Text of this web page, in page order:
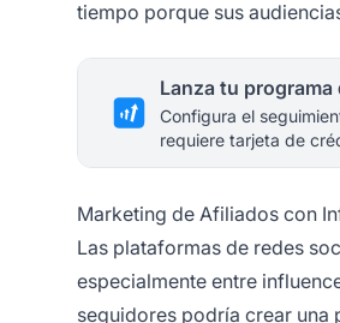
tiempo porque sus
Lanza tu
Configura el
requiere tarjeta de
Marketing de Afiliados con
Las plataformas de redes
especialmente entre
seguidores podría crear